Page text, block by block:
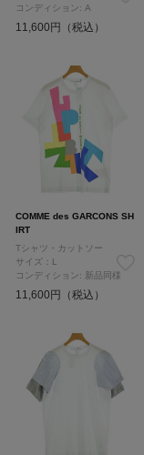
コンディション: A
11,600円（税込）
COMME des GARCONS SH
IRT
Tシャツ・カットソー
サイズ：L
コンディション: 新品同様
11,600円（税込）